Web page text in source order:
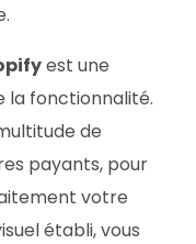
est une
la fonctionnalité.
de
payants, pour
votre
établi, vous